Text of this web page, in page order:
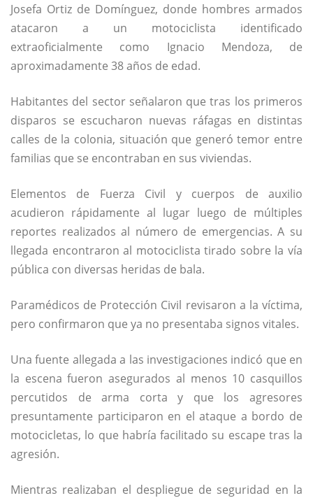
Josefa Ortiz de Domínguez, donde hombres armados
atacaron a un motociclista identificado
extraoficialmente como Ignacio Mendoza, de
aproximadamente 38 años de edad.
Habitantes del sector señalaron que tras los primeros
disparos se escucharon nuevas ráfagas en distintas
calles de la colonia, situación que generó temor entre
familias que se encontraban en sus viviendas.
Elementos de Fuerza Civil y cuerpos de auxilio
acudieron rápidamente al lugar luego de múltiples
reportes realizados al número de emergencias. A su
llegada encontraron al motociclista tirado sobre la vía
pública con diversas heridas de bala.
Paramédicos de Protección Civil revisaron a la víctima,
pero confirmaron que ya no presentaba signos vitales.
Una fuente allegada a las investigaciones indicó que en
la escena fueron asegurados al menos 10 casquillos
percutidos de arma corta y que los agresores
presuntamente participaron en el ataque a bordo de
motocicletas, lo que habría facilitado su escape tras la
agresión.
Mientras realizaban el despliegue de seguridad en la